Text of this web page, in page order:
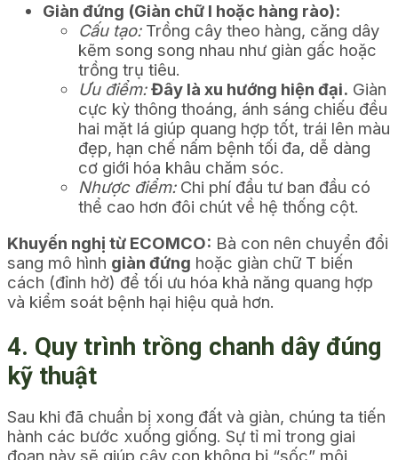
Giàn đứng (Giàn chữ I hoặc hàng rào):
Cấu tạo:Trồng cây theo hàng, căng dây
kẽm song song nhau như giàn gấc hoặc
trồng trụ tiêu.
Ưu điểm: Đây là xu hướng hiện đại. Giàn
cực kỳ thông thoáng, ánh sáng chiếu đều
hai mặt lá giúp quang hợp tốt, trái lên màu
đẹp, hạn chế nấm bệnh tối đa, dễ dàng
cơ giới hóa khâu chăm sóc.
Nhược điểm:Chi phí đầu tư ban đầu có
thể cao hơn đôi chút về hệ thống cột.
Khuyến nghị từ ECOMCO: Bà con nên chuyển đổi
sang mô hình giàn đứng hoặc giàn chữ T biến
cách (đỉnh hở) để tối ưu hóa khả năng quang hợp
và kiểm soát bệnh hại hiệu quả hơn.
4. Quy trình trồng chanh dây đúng
kỹ thuật
Sau khi đã chuẩn bị xong đất và giàn, chúng ta tiến
hành các bước xuống giống. Sự tỉ mỉ trong giai
đoạn này sẽ giúp cây con không bị “sốc” môi